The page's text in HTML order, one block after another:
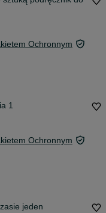
Ochronnym
1
Ochronnym
jeden